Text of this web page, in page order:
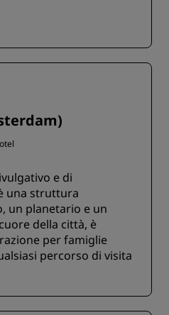
e di
una struttura
un planetario e un
della città, è
per famiglie
percorso di visita